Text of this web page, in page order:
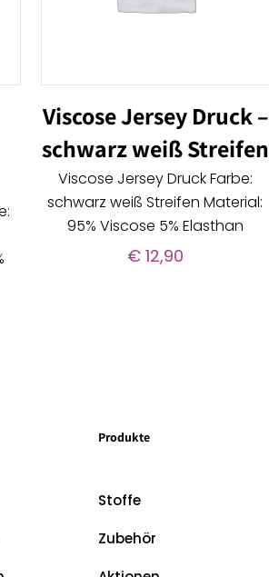
Viscose Jersey Druck –
schwarz weiß Streifen
Viscose Jersey Druck Farbe:
schwarz weiß Streifen Material:
95% Viscose 5% Elasthan
€12,90
Produkte
Stoffe
Zubehör